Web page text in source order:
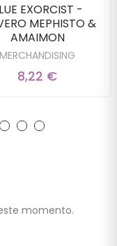
EXORCIST -
MEPHISTO &
AMAIMON
MERCHANDISING
8,22 €
momento.